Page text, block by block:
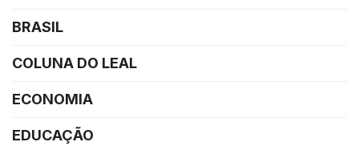
BRASIL
COLUNA DO LEAL
ECONOMIA
EDUCAÇÃO